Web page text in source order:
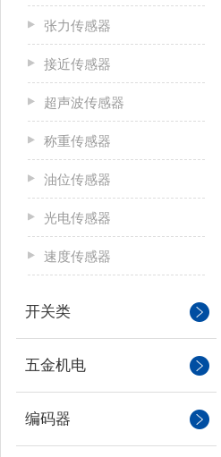
张力传感器
接近传感器
超声波传感器
称重传感器
油位传感器
光电传感器
速度传感器
开关类
五金机电
编码器